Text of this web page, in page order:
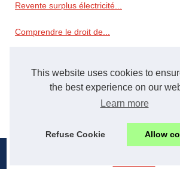
This website uses cookies to
the best experience on our
Learn more
Refuse Cookie Allow
Revente surplus électricité...
Comprendre le droit de...
Préservation